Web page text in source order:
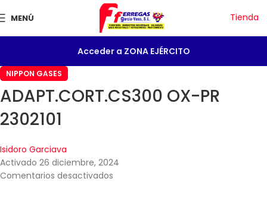
MENÚ Tienda
Acceder a ZONA EJÉRCITO
NIPPON GASES
ADAPT.CORT.CS300 OX-PR
2302101
Isidoro Garciava
Activado 26 diciembre, 2024
Comentarios desactivados